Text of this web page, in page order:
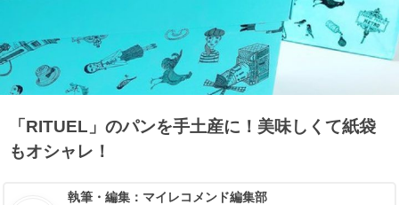
「RITUEL」のパンを手土産に！美味しくて紙袋
もオシャレ！
執筆・編集： マイレコメンド編集部